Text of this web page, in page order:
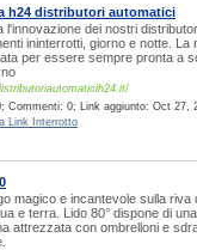
h24 distributori automatici
l'innovazione dei nostri
ininterrotti, giorno e notte.
per essere sempre pronta a
Commenti: 0; Link aggiunto: Oct 27,
Link Interrotto
magico e incantevole sulla riva
e terra. Lido 80° dispone di
attrezzata con ombrelloni e